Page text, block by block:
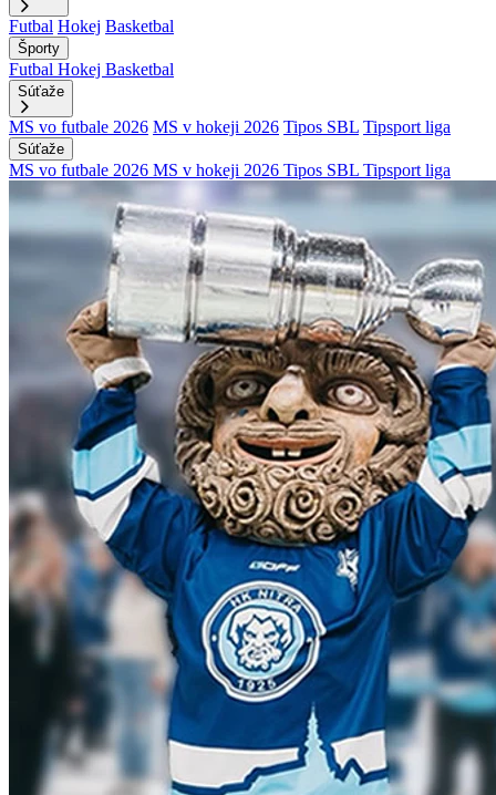
Futbal Hokej Basketbal
Športy
Futbal Hokej Basketbal
Súťaže
MS vo futbale 2026 MS v hokeji 2026 Tipos SBL Tipsport liga
Súťaže
MS vo futbale 2026 MS v hokeji 2026 Tipos SBL Tipsport liga